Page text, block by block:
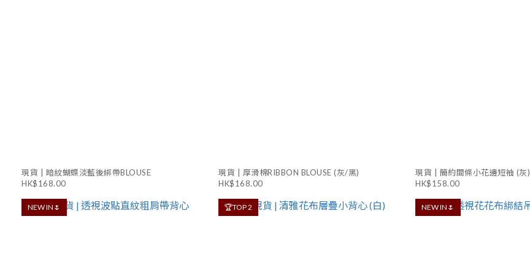
現貨 | 暗紋蝴蝶淡藍後綁帶BLOUSE
HK$168.00
現貨 | 厚滑棉RIBBON BLOUSE (灰/黑)
HK$168.00
現貨 | 簡約間條小花邊短袖 (灰)
HK$158.00
NEW IN🌷 🏆TOP 2 NEW IN🌷